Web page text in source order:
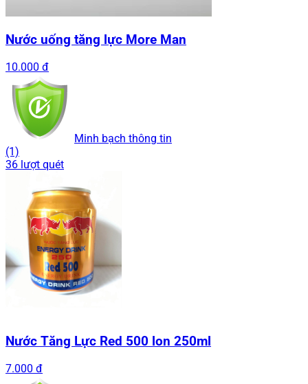
Nước uống tăng lực More Man
10.000 đ
Minh bạch thông tin
(1)
36 lượt quét
Nước Tăng Lực Red 500 lon 250ml
7.000 đ